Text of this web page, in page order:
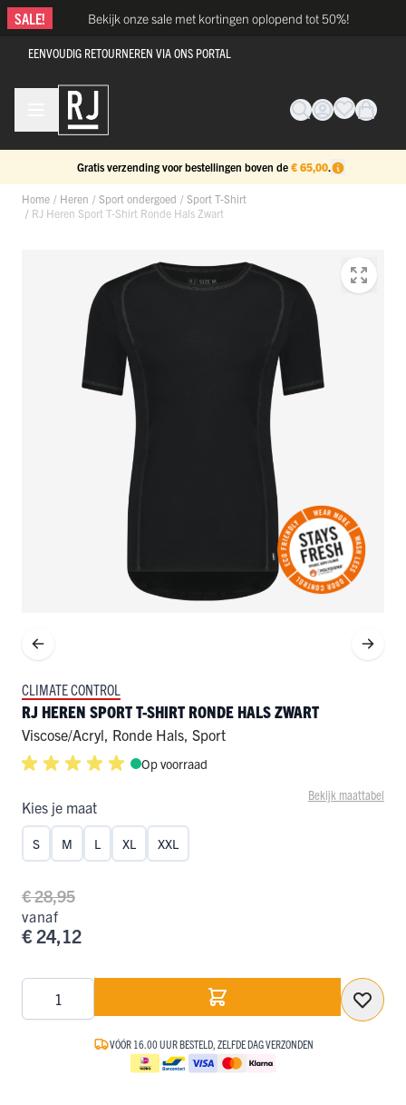
Ga naar de inhoud
SALE! Bekijk onze sale met kortingen oplopend tot 50%!
EENVOUDIG RETOURNEREN VIA ONS PORTAL
Gratis verzending voor bestellingen boven de € 65,00.
Home / Heren / Sport ondergoed / Sport T-Shirt
/ RJ Heren Sport T-Shirt Ronde Hals Zwart
CLIMATE CONTROL
RJ HEREN SPORT T-SHIRT RONDE HALS ZWART
Viscose/Acryl, Ronde Hals, Sport
Op voorraad
Bekijk maattabel
Kies je maat
S M L XL XXL
€ 28,95
vanaf
€ 24,12
VÓÓR 16.00 UUR BESTELD, ZELFDE DAG VERZONDEN